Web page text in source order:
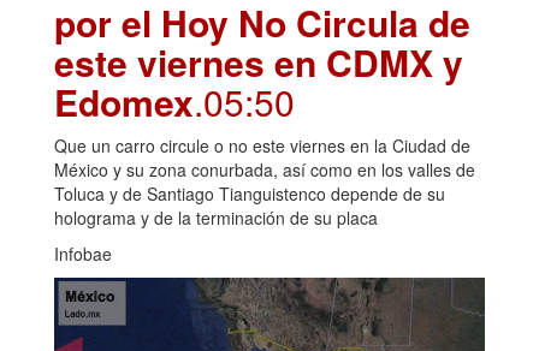
por el Hoy No Circula de
este viernes en CDMX y
Edomex.05:50
Que un carro circule o no este viernes en la Ciudad de
México y su zona conurbada, así como en los valles de
Toluca y de Santiago Tianguistenco depende de su
holograma y de la terminación de su placa
Infobae